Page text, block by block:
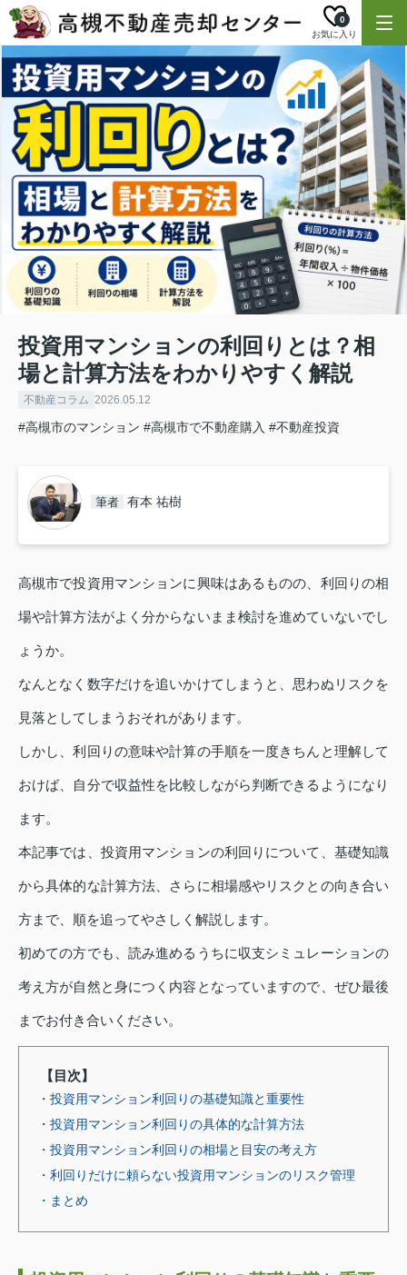
お気に入り
0
投資用マンションの利回りとは？相
場と計算方法をわかりやすく解説
不動産コラム 2026.05.12
#高槻市のマンション #高槻市で不動産購入 #不動産投資
筆者 有本 祐樹
高槻市で投資用マンションに興味はあるものの、利回りの相
場や計算方法がよく分からないまま検討を進めていないでし
ょうか。
なんとなく数字だけを追いかけてしまうと、思わぬリスクを
見落としてしまうおそれがあります。
しかし、利回りの意味や計算の手順を一度きちんと理解して
おけば、自分で収益性を比較しながら判断できるようになり
ます。
本記事では、投資用マンションの利回りについて、基礎知識
から具体的な計算方法、さらに相場感やリスクとの向き合い
方まで、順を追ってやさしく解説します。
初めての方でも、読み進めるうちに収支シミュレーションの
考え方が自然と身につく内容となっていますので、ぜひ最後
までお付き合いください。
【目次】
・投資用マンション利回りの基礎知識と重要性
・投資用マンション利回りの具体的な計算方法
・投資用マンション利回りの相場と目安の考え方
・利回りだけに頼らない投資用マンションのリスク管理
・まとめ